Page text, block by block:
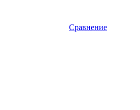
Сравнение